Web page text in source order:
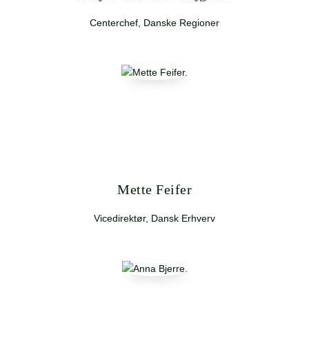
Centerchef, Danske Regioner
Mette Feifer
Vicedirektør, Dansk Erhverv